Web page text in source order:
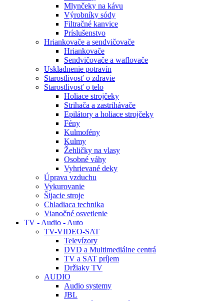
Mlynčeky na kávu
Výrobníky sódy
Filtračné kanvice
Príslušenstvo
Hriankovače a sendvičovače
Hriankovače
Sendvičovače a waflovače
Uskladnenie potravín
Starostlivosť o zdravie
Starostlivosť o telo
Holiace strojčeky
Strihača a zastrihávače
Epilátory a holiace strojčeky
Fény
Kulmofény
Kulmy
Žehličky na vlasy
Osobné váhy
Vyhrievané deky
Úprava vzduchu
Vykurovanie
Šijacie stroje
Chladiaca technika
Vianočné osvetlenie
TV - Audio - Auto
TV-VIDEO-SAT
Televízory
DVD a Multimediálne centrá
TV a SAT príjem
Držiaky TV
AUDIO
Audio systemy
JBL